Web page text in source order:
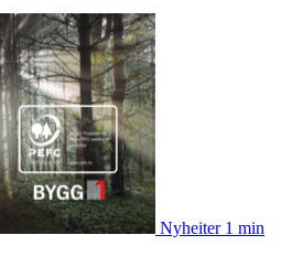
Nyheiter 1 min